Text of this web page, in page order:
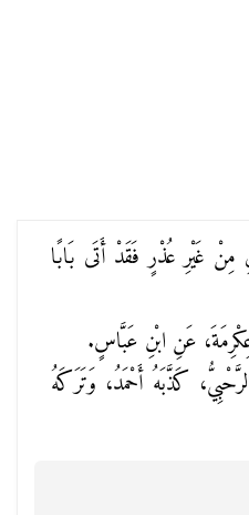
غَيْرِ عُذْرٍ فَقَدْ أَتَى بَابًا
عَنِ ابْنِ عَبَّاسٍ.
كَذَّبَهُ أَحْمَدُ، وَتَرَكَهُ